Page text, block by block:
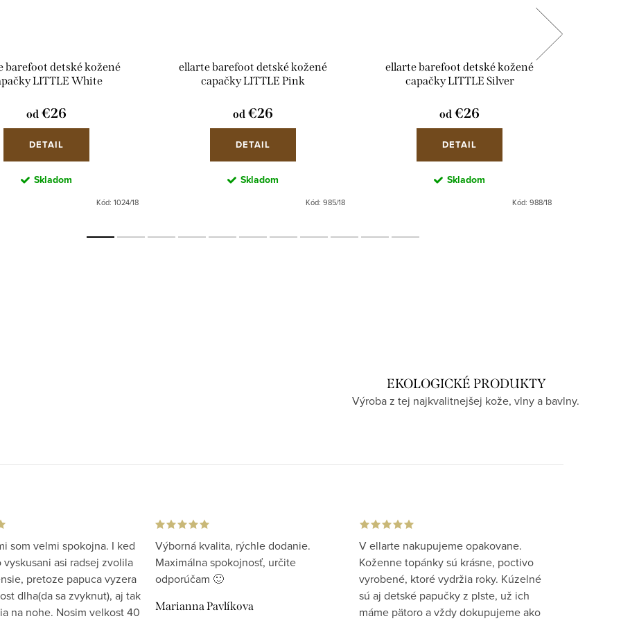
barefoot detské kožené
LITTLE White
od €26
DETAIL
Skladom
Kód: 1024/18
ellarte barefoot detské kožené
capačky LITTLE Pink
od €26
DETAIL
Skladom
Kód: 985/18
ellarte barefoot detské kožené
capačky LITTLE Silver
od €26
DETAIL
Skladom
Kód: 988/18
EKOLOGICKÉ PRODUKTY
Výroba z tej najkvalitnejšej kože, vlny a bavlny.
som velmi spokojna. I ked
vyskusani asi radsej zvolila
pretoze papuca vyzera
dlha(da sa zvyknut), aj tak
na nohe. Nosim velkost 40
Výborná kvalita, rýchle dodanie.
Maximálna spokojnosť, určite
odporúčam 🙂
Marianna Pavlíkova
V ellarte nakupujeme opakovane.
Koženne topánky sú krásne, poctivo
vyrobené, ktoré vydržia roky. Kúzelné
sú aj detské papučky z plste, už ich
máme pätoro a vždy dokupujeme ako